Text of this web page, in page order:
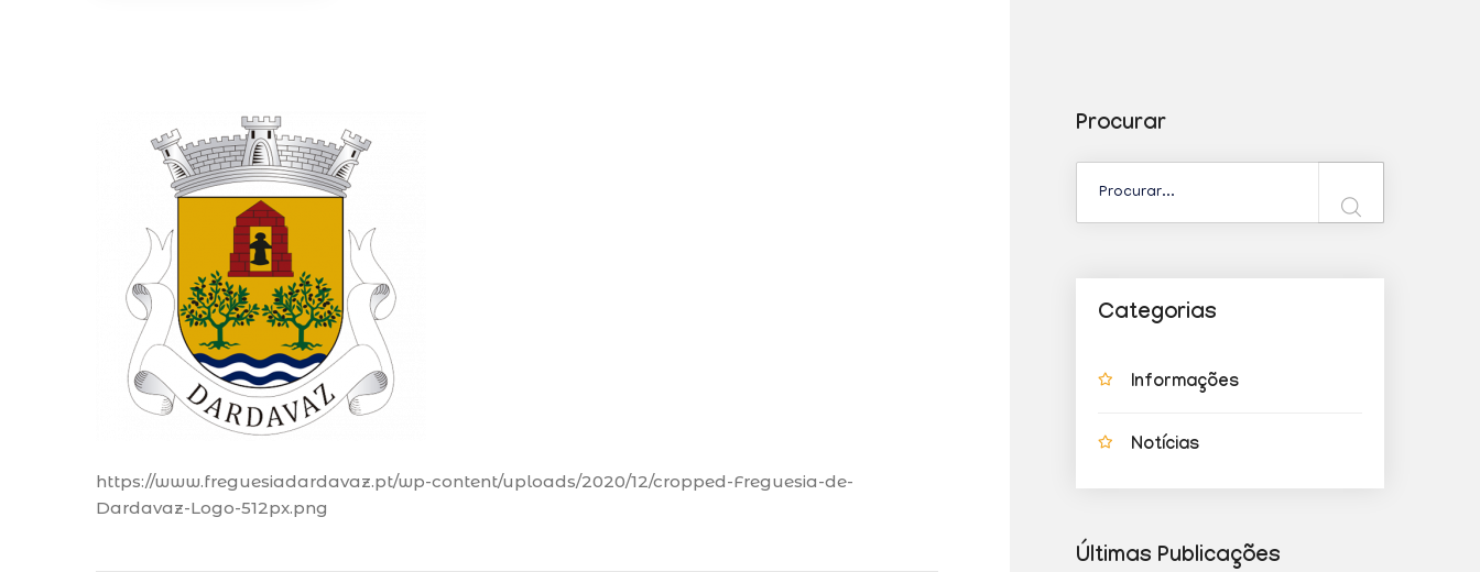
https://www.freguesiadardavaz.pt/wp-content/uploads/2020/12/cropped-Freguesia-de-
Dardavaz-Logo-512px.png
Procurar
Categorias
Informações
Notícias
Últimas Publicações